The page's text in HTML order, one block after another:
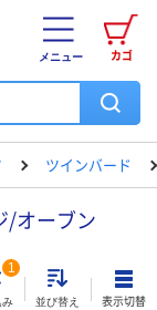
カゴ
メニュー
ツインバード
/オーブン
み
1
並び替え 表示切替